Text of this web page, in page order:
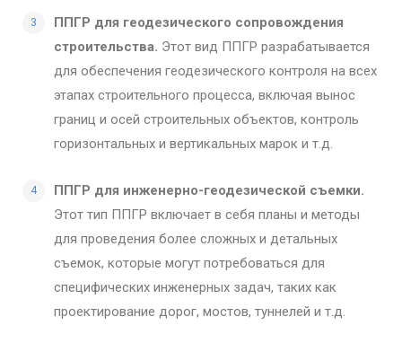
ППГР для геодезического сопровождения
строительства. Этот вид ППГР разрабатывается
для обеспечения геодезического контроля на всех
этапах строительного процесса, включая вынос
границ и осей строительных объектов, контроль
горизонтальных и вертикальных марок и т.д.
ППГР для инженерно-геодезической съемки.
Этот тип ППГР включает в себя планы и методы
для проведения более сложных и детальных
съемок, которые могут потребоваться для
специфических инженерных задач, таких как
проектирование дорог, мостов, туннелей и т.д.